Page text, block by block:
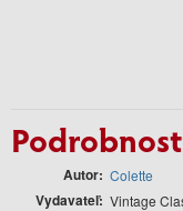
Autor Colette
Vydavateľ Vintage